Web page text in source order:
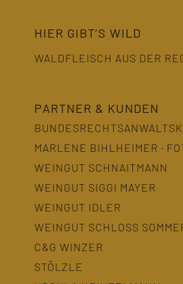
HIER GIBT’S WILD
WALDFLEISCH AUS DER
PARTNER & KUNDEN
MARLENE BIHLHEIMER ·
WEINGUT SCHNAITMANN
WEINGUT SIGGI MAYER
WEINGUT IDLER
WEINGUT SCHLOSS
C&G WINZER
STÖLZLE